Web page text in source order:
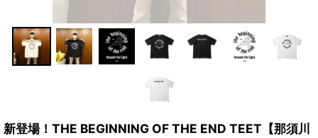
新登場！THE BEGINNING OF THE END TEET【那須川